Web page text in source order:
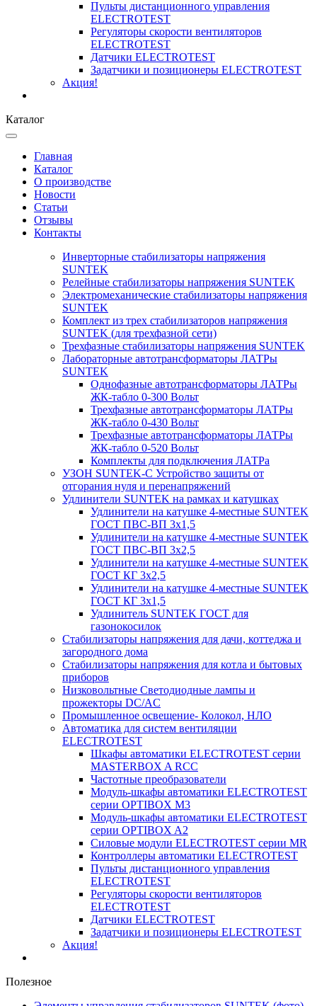
Пульты дистанционного управления
ELECTROTEST
Регуляторы скорости вентиляторов
ELECTROTEST
Датчики ELECTROTEST
Задатчики и позиционеры ELECTROTEST
Акция!
Каталог
Главная
Каталог
О производстве
Новости
Статьи
Отзывы
Контакты
Инверторные стабилизаторы напряжения
SUNTEK
Релейные стабилизаторы напряжения SUNTEK
Электромеханические стабилизаторы напряжения
SUNTEK
Комплект из трех стабилизаторов напряжения
SUNTEK (для трехфазной сети)
Трехфазные стабилизаторы напряжения SUNTEK
Лабораторные автотрансформаторы ЛАТРы
SUNTEK
Однофазные автотрансформаторы ЛАТРы
ЖК-табло 0-300 Вольт
Трехфазные автотрансформаторы ЛАТРы
ЖК-табло 0-430 Вольт
Трехфазные автотрансформаторы ЛАТРы
ЖК-табло 0-520 Вольт
Комплекты для подключения ЛАТРа
УЗОН SUNTEK-C Устройство защиты от
отгорания нуля и перенапряжений
Удлинители SUNTEK на рамках и катушках
Удлинители на катушке 4-местные SUNTEK
ГОСТ ПВС-ВП 3х1,5
Удлинители на катушке 4-местные SUNTEK
ГОСТ ПВС-ВП 3х2,5
Удлинители на катушке 4-местные SUNTEK
ГОСТ КГ 3х2,5
Удлинители на катушке 4-местные SUNTEK
ГОСТ КГ 3х1,5
Удлинитель SUNTEK ГОСТ для
газонокосилок
Стабилизаторы напряжения для дачи, коттеджа и
загородного дома
Стабилизаторы напряжения для котла и бытовых
приборов
Низковольтные Светодиодные лампы и
прожекторы DC/AC
Промышленное освещение- Колокол, НЛО
Автоматика для систем вентиляции
ELECTROTEST
Шкафы автоматики ELECTROTEST серии
MASTERBOX A RCC
Частотные преобразователи
Модуль-шкафы автоматики ELECTROTEST
серии OPTIBOX M3
Модуль-шкафы автоматики ELECTROTEST
серии OPTIBOX A2
Силовые модули ELECTROTEST серии MR
Контроллеры автоматики ELECTROTEST
Пульты дистанционного управления
ELECTROTEST
Регуляторы скорости вентиляторов
ELECTROTEST
Датчики ELECTROTEST
Задатчики и позиционеры ELECTROTEST
Акция!
Полезное